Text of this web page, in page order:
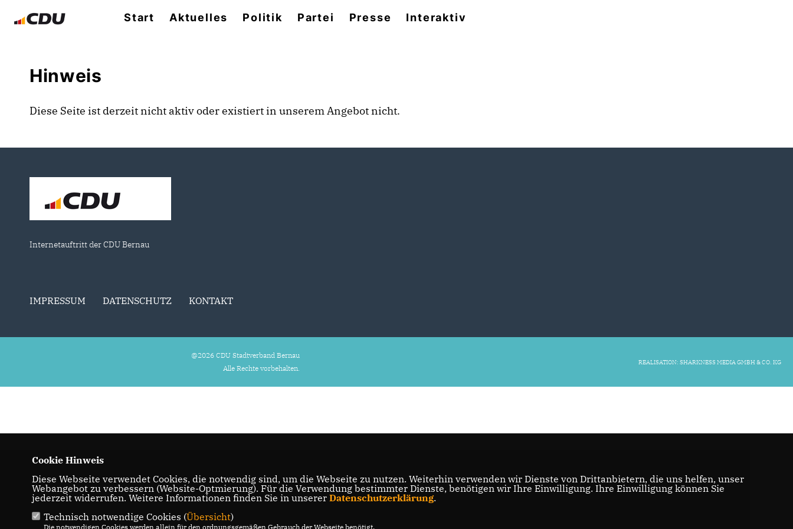
Start Aktuelles Politik Partei Presse Interaktiv
Hinweis
Diese Seite ist derzeit nicht aktiv oder existiert in unserem Angebot nicht.
Internetauftritt der CDU Bernau
IMPRESSUM DATENSCHUTZ KONTAKT
@2026 CDU Stadtverband Bernau
Alle Rechte vorbehalten.
REALISATION: SHARKNESS MEDIA GMBH & CO. KG
Cookie Hinweis
Diese Webseite verwendet Cookies, die notwendig sind, um die Webseite zu nutzen. Weiterhin verwenden wir Dienste von Drittanbietern, die uns helfen, unser
Webangebot zu verbessern (Website-Optmierung). Für die Verwendung bestimmter Dienste, benötigen wir Ihre Einwilligung. Ihre Einwilligung können Sie
jederzeit widerrufen. Weitere Informationen finden Sie in unserer Datenschutzerklärung.
Technisch notwendige Cookies (Übersicht)
Die notwendigen Cookies werden allein für den ordnungsgemäßen Gebrauch der Webseite benötigt.